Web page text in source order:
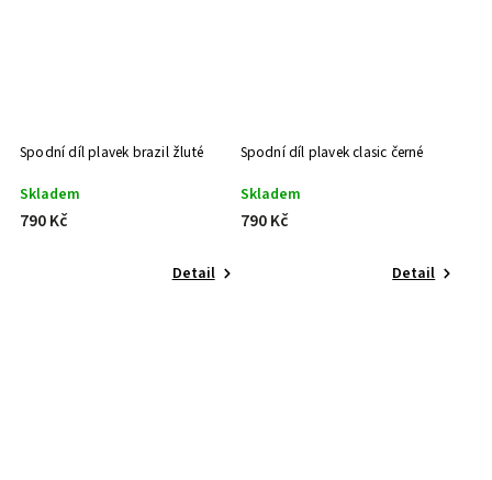
Spodní díl plavek brazil žluté
Skladem
790 Kč
Detail
Spodní díl plavek clasic černé
Skladem
790 Kč
Detail